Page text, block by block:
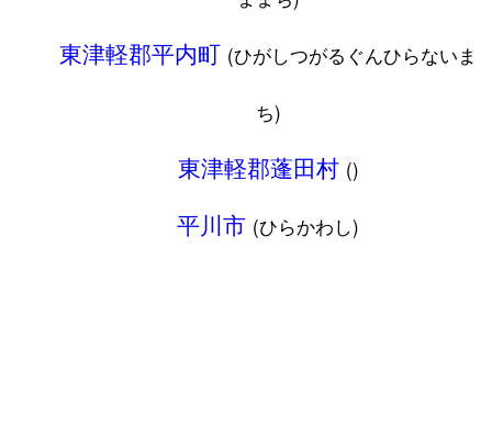
東津軽郡平内町 (ひがしつがるぐんひらないま
ち)
東津軽郡蓬田村 ()
平川市 (ひらかわし)